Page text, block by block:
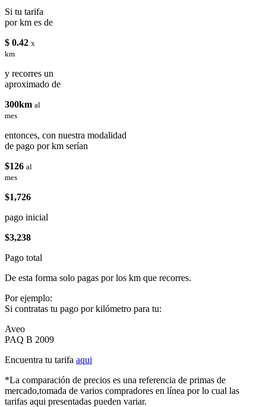
Si tu tarifa
por km es de
$ 0.42 x
km
y recorres un
aproximado de
300km al
mes
entonces, con nuestra modalidad
de pago por km serían
$126 al
mes
$1,726
pago inicial
$3,238
Pago total
De esta forma solo pagas por los km que recorres.
Por ejemplo:
Si contratas tu pago por kilómetro para tu:
Aveo
PAQ B 2009
Encuentra tu tarifa aqui
*La comparación de precios es una referencia de primas de
mercado,tomada de varios compradores en línea por lo cual las
tarifas aqui presentadas pueden variar.